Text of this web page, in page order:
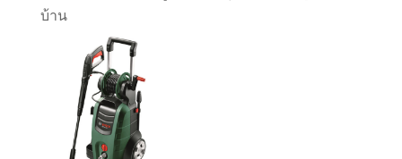
บ้าน